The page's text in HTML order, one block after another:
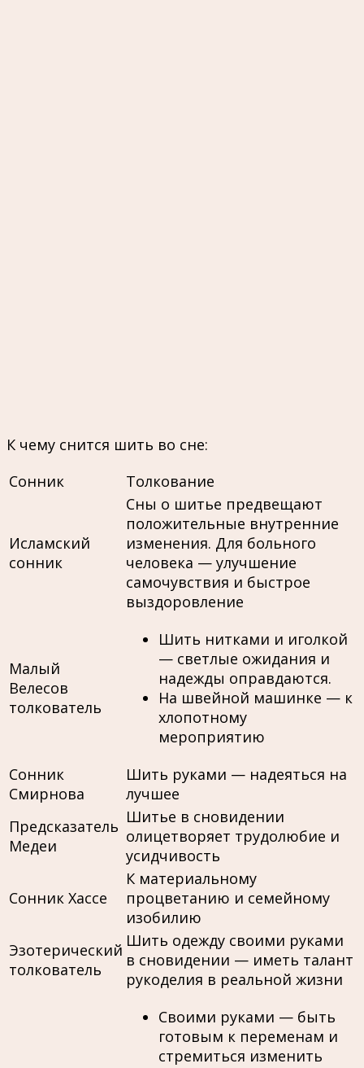
К чему снится шить во сне:
Сонник
Толкование
Исламский
сонник
Сны о шитье предвещают
положительные внутренние
изменения. Для больного
человека — улучшение
самочувствия и быстрое
выздоровление
Малый
Велесов
толкователь
Шить нитками и иголкой
— светлые ожидания и
надежды оправдаются.
На швейной машинке — к
хлопотному
мероприятию
Сонник
Смирнова
Шить руками — надеяться на
лучшее
Предсказатель
Медеи
Шитье в сновидении
олицетворяет трудолюбие и
усидчивость
Сонник Хассе
К материальному
процветанию и семейному
изобилию
Эзотерический
толкователь
Шить одежду своими руками
в сновидении — иметь талант
рукоделия в реальной жизни
Своими руками — быть
готовым к переменам и
стремиться изменить